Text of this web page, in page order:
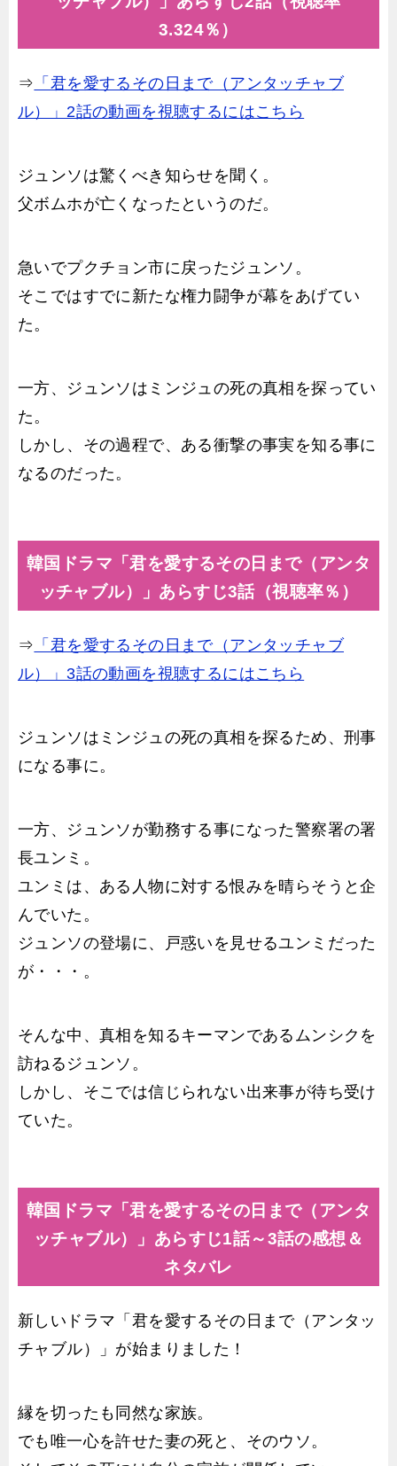
3.324％）
⇒ 「君を愛するその日まで（アンタッチャブ
ル）」2話の動画を視聴するにはこちら
ジュンソは驚くべき知らせを聞く。
父ボムホが亡くなったというのだ。
急いでプクチョン市に戻ったジュンソ。
そこではすでに新たな権力闘争が幕をあげてい
た。
一方、ジュンソはミンジュの死の真相を探ってい
た。
しかし、その過程で、ある衝撃の事実を知る事に
なるのだった。
韓国ドラマ「君を愛するその日まで（アンタ
ッチャブル）」あらすじ3話（視聴率％）
⇒ 「君を愛するその日まで（アンタッチャブ
ル）」3話の動画を視聴するにはこちら
ジュンソはミンジュの死の真相を探るため、刑事
になる事に。
一方、ジュンソが勤務する事になった警察署の署
長ユンミ。
ユンミは、ある人物に対する恨みを晴らそうと企
んでいた。
ジュンソの登場に、戸惑いを見せるユンミだった
が・・・。
そんな中、真相を知るキーマンであるムンシクを
訪ねるジュンソ。
しかし、そこでは信じられない出来事が待ち受け
ていた。
韓国ドラマ「君を愛するその日まで（アンタ
ッチャブル）」あらすじ1話～3話の感想＆
ネタバレ
新しいドラマ「君を愛するその日まで（アンタッ
チャブル）」が始まりました！
縁を切ったも同然な家族。
でも唯一心を許せた妻の死と、そのウソ。